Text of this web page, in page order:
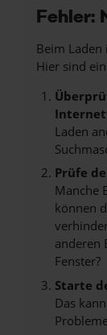
Fehler:
Beim Laden
Hier sind
Laden
Prüfe
Manche
können
anderen
Fenster?
Starte
Das